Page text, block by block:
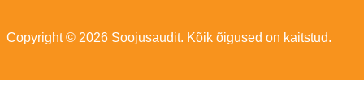
Copyright © 2026 Soojusaudit. Kõik õigused on kaitstud.